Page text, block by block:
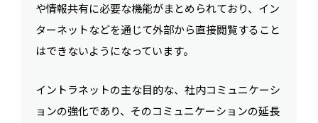
や情報共有に必要な機能がまとめられており、イン
ターネットなどを通じて外部から直接閲覧すること
はできないようになっています。
イントラネットの主な目的な、社内コミュニケーシ
ョンの強化であり、そのコミュニケーションの延長